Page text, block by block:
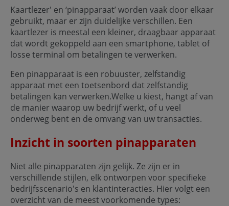
Kaartlezer' en ‘pinapparaat’ worden vaak door elkaar
gebruikt, maar er zijn duidelijke verschillen. Een
kaartlezer is meestal een kleiner, draagbaar apparaat
dat wordt gekoppeld aan een smartphone, tablet of
losse terminal om betalingen te verwerken.
Een pinapparaat is een robuuster, zelfstandig
apparaat met een toetsenbord dat zelfstandig
betalingen kan verwerken.Welke u kiest, hangt af van
de manier waarop uw bedrijf werkt, of u veel
onderweg bent en de omvang van uw transacties.
Inzicht in soorten pinapparaten
Niet alle pinapparaten zijn gelijk. Ze zijn er in
verschillende stijlen, elk ontworpen voor specifieke
bedrijfsscenario's en klantinteracties. Hier volgt een
overzicht van de meest voorkomende types: